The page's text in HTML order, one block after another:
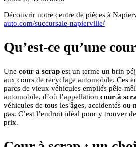
Découvrir notre centre de pièces à
auto.com/succursale-napierville/
Qu’est-ce qu’une
Une cour à scrap est un terme un brin
aux cours de recyclage automobile. Ces
parcs de vieux véhicules empilés pêle-
automobile, d’où l’appellation cour à
véhicules de tous les âges, accidentés ou
pas. C’est l’endroit idéal pour y trouver
prix.